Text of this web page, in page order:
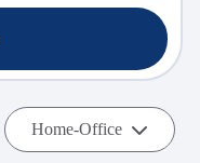
Home-Office